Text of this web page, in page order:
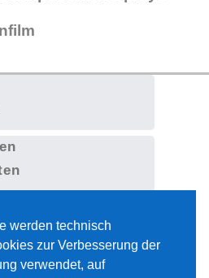
werden technisch
zur Verbesserung der
verwendet, auf